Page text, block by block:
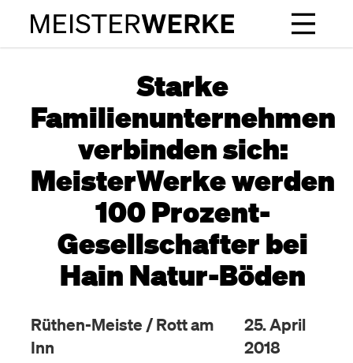
Starke
Familienunternehmen
verbinden sich:
MeisterWerke werden
100 Prozent-
Gesellschafter bei
Hain Natur-Böden
Rüthen-Meiste / Rott am
Inn
25. April
2018